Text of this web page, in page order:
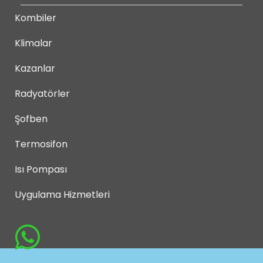
Kombiler
Klimalar
Kazanlar
Radyatörler
Şofben
Termosifon
Isı Pompası
Uygulama Hizmetleri